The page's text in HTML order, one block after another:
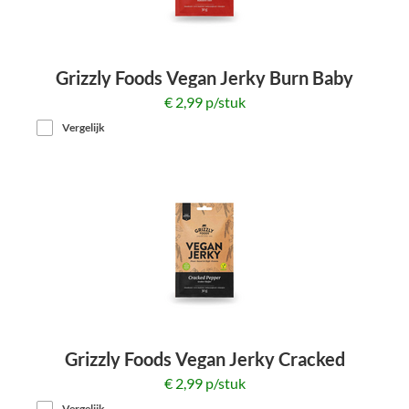
Grizzly Foods Vegan Jerky Burn Baby
Burn 30g
€ 2,99 p/stuk
Vergelijk
Grizzly Foods Vegan Jerky Cracked
Pepper 30g
€ 2,99 p/stuk